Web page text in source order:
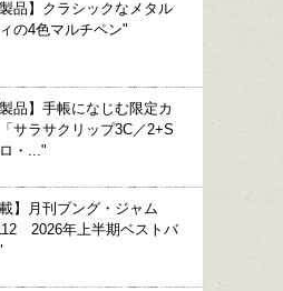
製品】クラシックなメタル
の4色マルチペン"
製品】手帳になじむ限定カ
サラサクリップ3C／2+S
・..."
載】月刊ブング・ジャム
2026年上半期ベストバ